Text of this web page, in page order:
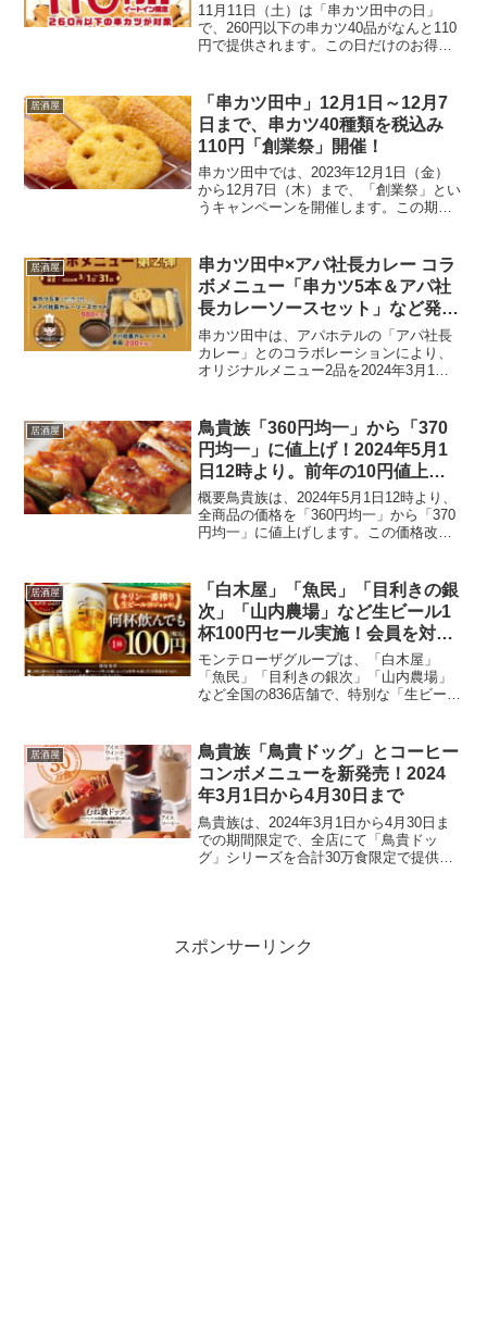
11月11日（土）は「串カツ田中の日」
で、260円以下の串カツ40品がなんと110
円で提供されます。この日だけのお得な
様々な種類の串カツを楽しんでみてくだ
さい。ただし、こ...
居酒屋
「串カツ田中」12月1日～12月7
日まで、串カツ40種類を税込み
110円「創業祭」開催！
串カツ田中では、2023年12月1日（金）
から12月7日（木）まで、「創業祭」とい
うキャンペーンを開催します。この期間
気の「串カツ豚」「串カツ牛」、大阪名
物の...
居酒屋
串カツ田中×アパ社長カレー コラ
ボメニュー「串カツ5本＆アパ社
長カレーソースセット」など発
売！2024年3月1日から31日まで
串カツ田中は、アパホテルの「アパ社長
カレー」とのコラボレーションにより、
オリジナルメニュー2品を2024年3月1日
国の串カツ田中で楽しめます。コラボメ
ニュー詳細串カツ...
居酒屋
鳥貴族「360円均一」から「370
円均一」に値上げ！2024年5月1
日12時より。前年の10円値上げ
に続く
概要鳥貴族は、2024年5月1日12時より、
全商品の価格を「360円均一」から「370
円均一」に値上げします。この価格改定
の価格改定後も効率化をはじめとした
様々な...
居酒屋
「白木屋」「魚民」「目利きの銀
次」「山内農場」など生ビール1
杯100円セール実施！会員を対
象！4月の毎週月曜日の15時以降
限定
モンテローザグループは、「白木屋」
「魚民」「目利きの銀次」「山内農場」
など全国の836店舗で、特別な「生ビール
日、22日）の15時以降に限定され、モン
テアプリ...
居酒屋
鳥貴族「鳥貴ドッグ」とコーヒー
コンボメニューを新発売！2024
年3月1日から4月30日まで
鳥貴族は、2024年3月1日から4月30日ま
での期間限定で、全店にて「鳥貴ドッ
グ」シリーズを合計30万食限定で提供し
スポンサーリンク